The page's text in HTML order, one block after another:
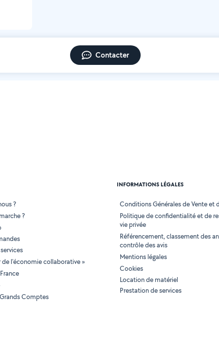
Contacter
?
?
de l'économie collaborative »
Comptes
INFORMATIONS LÉGALES
Conditions Générales de Vente et
Politique de confidentialité et de
vie privée
Référencement, classement des
contrôle des avis
Mentions légales
Cookies
Location de matériel
Prestation de services